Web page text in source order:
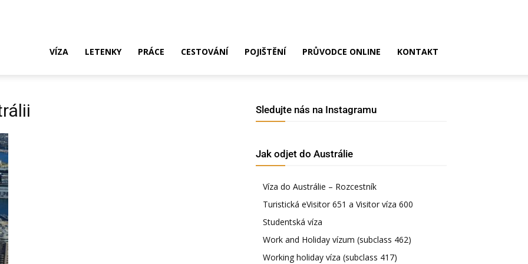
VÍZA LETENKY PRÁCE CESTOVÁNÍ POJIŠTĚNÍ PRŮVODCE ONLINE KONTAKT
Sledujte nás na Instagramu
Jak odjet do Austrálie
Víza do Austrálie – Rozcestník
Turistická eVisitor 651 a Visitor víza 600
Studentská víza
Work and Holiday vízum (subclass 462)
Working holiday víza (subclass 417)